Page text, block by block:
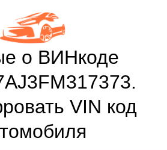
о ВИНкоде
VIN код